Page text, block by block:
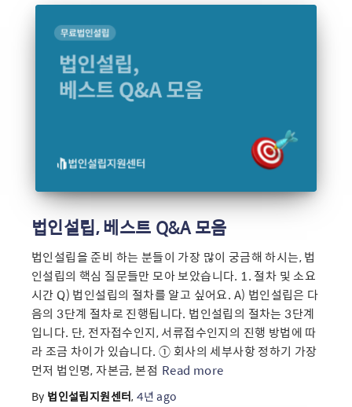
법인설립, 베스트 Q&A 모음
법인설립을 준비 하는 분들이 가장 많이 궁금해 하시는, 법
인설립의 핵심 질문들만 모아 보았습니다. 1. 절차 및 소요
시간 Q) 법인설립의 절차를 알고 싶어요. A) 법인설립은 다
음의 3단계 절차로 진행됩니다. 법인설립의 절차는 3단계
입니다. 단, 전자접수인지, 서류접수인지의 진행 방법에 따
라 조금 차이가 있습니다. ① 회사의 세부사항 정하기 가장
먼저 법인명, 자본금, 본점 Read more
By 법인설립지원센터,4년 ago